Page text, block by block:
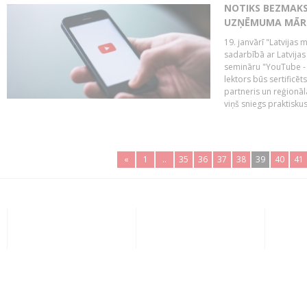
NOTIKS
UZŅĒMUMA
19. janvārī "Latvijas
sadarbībā ar
semināru "YouTube
lektors būs
partneris un
viņš sniegs
« 1 .. 35 36 37 38 39 40 41